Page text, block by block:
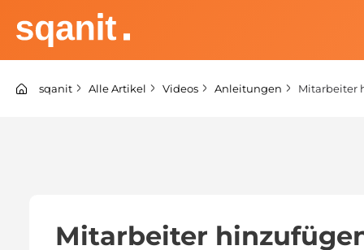
Inhalt
springen
sqanit Knowledge center
sqanit Alle Artikel Videos Anleitungen Mitarbeiter
Mitarbeiter